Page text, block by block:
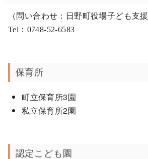
（問い合わせ：日野町役場子ども支援
Tel：0748-52-6583
保育所
町立保育所3園
私立保育所2園
認定こども園